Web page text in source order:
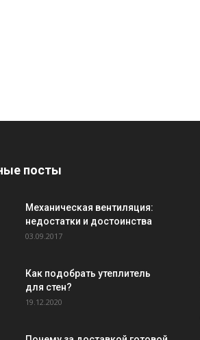
посты
Механическая вентиляция:
недостатки и достоинства
03.09.2017
Как подобрать утеплитель
для стен?
19.12.2020